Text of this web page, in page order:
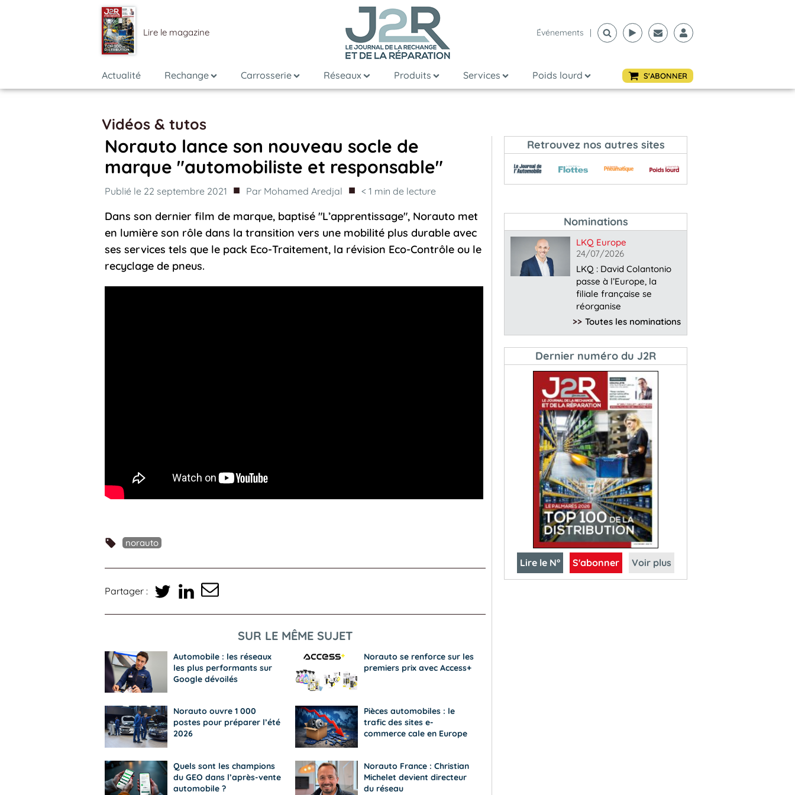
Lire le magazine Événements |
Actualité Rechange Carrosserie Réseaux Produits Services Poids lourd S'ABONNER
Vidéos & tutos
Norauto lance son nouveau socle de
marque "automobiliste et responsable"
Publié le 22 septembre 2021 ■ Par Mohamed Aredjal ■ < 1 min de lecture
Dans son dernier film de marque, baptisé "L’apprentissage", Norauto met
en lumière son rôle dans la transition vers une mobilité plus durable avec
ses services tels que le pack Eco-Traitement, la révision Eco-Contrôle ou le
recyclage de pneus.
norauto
Partager :
SUR LE MÊME SUJET
Automobile : les réseaux
les plus performants sur
Google dévoilés
Norauto se renforce sur les
premiers prix avec Access+
Norauto ouvre 1 000
postes pour préparer l’été
2026
Pièces automobiles : le
trafic des sites e-
commerce cale en Europe
Quels sont les champions
du GEO dans l’après-vente
automobile ?
Norauto France : Christian
Michelet devient directeur
du réseau
Retrouvez nos autres sites
Nominations
LKQ Europe
24/07/2026
LKQ : David Colantonio
passe à l’Europe, la
filiale française se
réorganise
>> Toutes les nominations
Dernier numéro du J2R
Lire le N° S'abonner Voir plus